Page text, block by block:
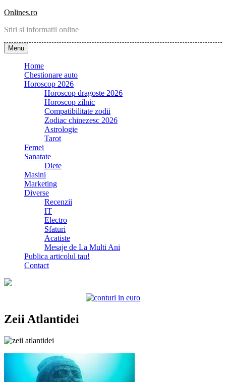
Skip
content
Onlines.ro
Stiri si informatii online
Menu
Home
Chestionare auto
Horoscop 2026
Horoscop dragoste 2026
Horoscop zilnic
Compatibilitate zodii
Zodiac chinezesc 2026
Astrologie
Tarot
Femei
Sanatate
Diete
Masini
Marketing
Diverse
Recenzii
IT
Electro
Sfaturi
Acatiste
Mesaje de La Multi Ani
Publica articolul tau!
Contact
Zeii Atlantidei